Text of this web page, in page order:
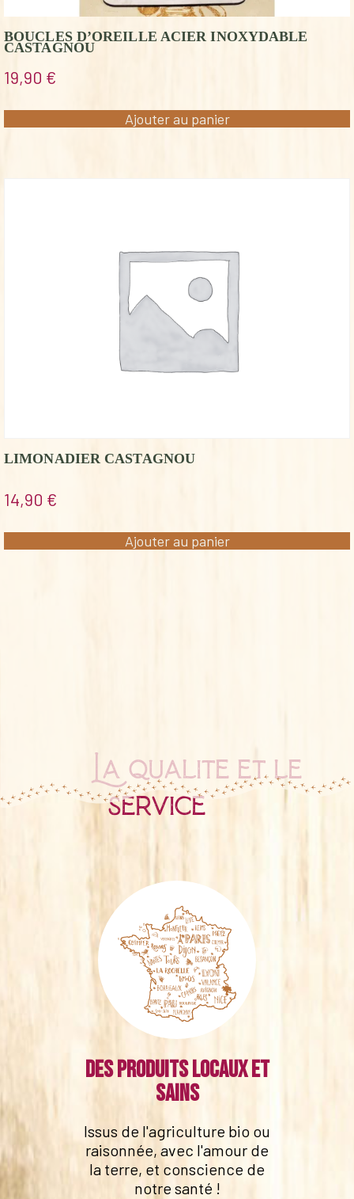
BOUCLES D’OREILLE ACIER INOXYDABLE
CASTAGNOU
19,90 €
Ajouter au panier
LIMONADIER CASTAGNOU
14,90 €
Ajouter au panier
La qualité et le
service
Des produits locaux et
sains
Issus de l'agriculture bio ou
raisonnée, avec l'amour de
la terre, et conscience de
notre santé !